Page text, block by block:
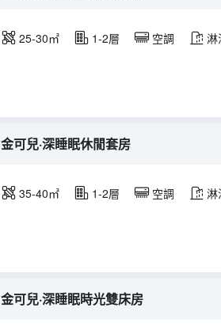
25-30㎡ 1-2層 空調 淋
金可兒·深睡眠休閒套房
35-40㎡ 1-2層 空調 淋
金可兒·深睡眠時光雙床房